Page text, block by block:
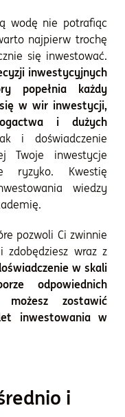
wodę nie potrafiąc
najpierw trochę
się inwestować.
inwestycyjnych
popełnia każdy
w wir inwestycji,
i dużych
i doświadczenie
Twoje inwestycje
ryzyko. Kwestię
wiedzy
pozwoli Ci zwinnie
zdobędziesz wraz z
w skali
odpowiednich
zostawić
inwestowania w
i